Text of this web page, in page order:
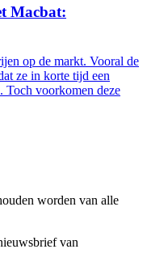
Macbat:
op de markt. Vooral de
ze in korte tijd een
Toch voorkomen deze
worden van alle
van